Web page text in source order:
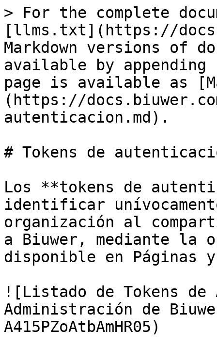
> For the complete
[llms.txt](https://
Markdown versions of
available by
page is available as
(https://
autenticacion.md).
# Tokens de
Los **tokens de
identificar
organización al
a Biuwer, mediante la
disponible en Páginas
![Listado de Tokens
Administración de
A415PZoAtbAmHR05)